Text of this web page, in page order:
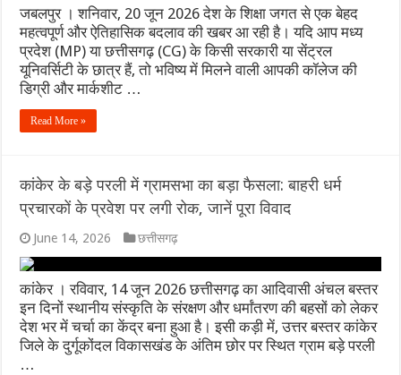
जबलपुर । शनिवार, 20 जून 2026 देश के शिक्षा जगत से एक बेहद
महत्वपूर्ण और ऐतिहासिक बदलाव की खबर आ रही है। यदि आप मध्य
प्रदेश (MP) या छत्तीसगढ़ (CG) के किसी सरकारी या सेंट्रल
यूनिवर्सिटी के छात्र हैं, तो भविष्य में मिलने वाली आपकी कॉलेज की
डिग्री और मार्कशीट …
Read More »
कांकेर के बड़े परली में ग्रामसभा का बड़ा फैसला: बाहरी धर्म
प्रचारकों के प्रवेश पर लगी रोक, जानें पूरा विवाद
June 14, 2026 छत्तीसगढ़
कांकेर । रविवार, 14 जून 2026 छत्तीसगढ़ का आदिवासी अंचल बस्तर
इन दिनों स्थानीय संस्कृति के संरक्षण और धर्मांतरण की बहसों को लेकर
देश भर में चर्चा का केंद्र बना हुआ है। इसी कड़ी में, उत्तर बस्तर कांकेर
जिले के दुर्गूकोंदल विकासखंड के अंतिम छोर पर स्थित ग्राम बड़े परली
…